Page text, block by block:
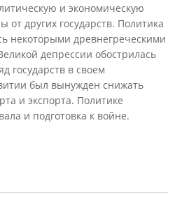
и экономическую
от других государств. Политика
некоторыми древнегреческими
депрессии обострилась
государств в своем
был вынужден снижать
и экспорта. Политике
и подготовка к войне.